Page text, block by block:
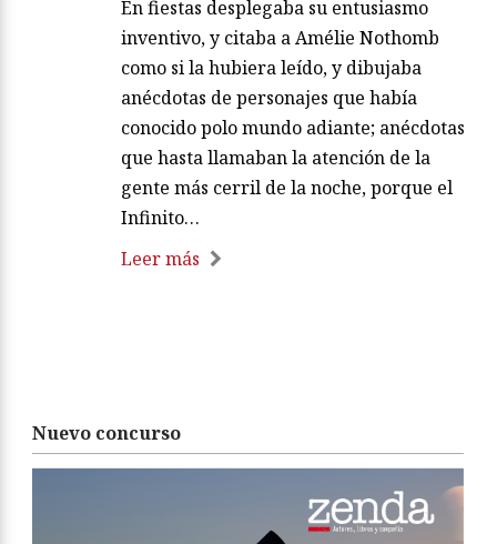
En fiestas desplegaba su entusiasmo
inventivo, y citaba a Amélie Nothomb
como si la hubiera leído, y dibujaba
anécdotas de personajes que había
conocido polo mundo adiante; anécdotas
que hasta llamaban la atención de la
gente más cerril de la noche, porque el
Infinito…
Leer más
Nuevo concurso